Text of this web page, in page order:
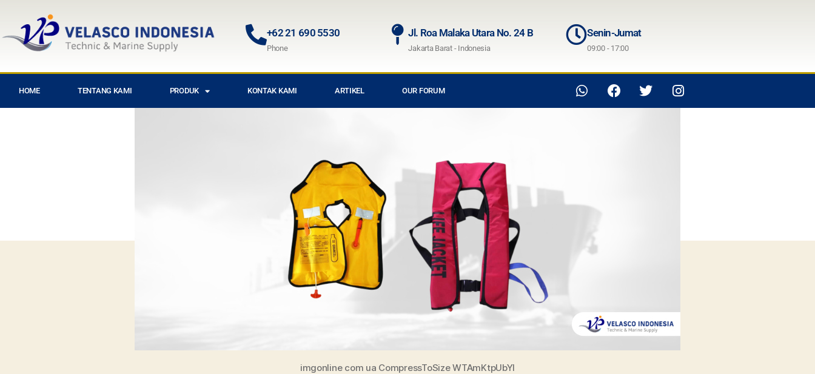
+62 21 690 5530
Phone
Jl. Roa Malaka Utara No. 24 B
Jakarta Barat - Indonesia
Senin-Jumat
09:00 - 17:00
HOME TENTANG KAMI PRODUK KONTAK KAMI ARTIKEL OUR FORUM
imgonline com ua CompressToSize WTAmKtpUbYI